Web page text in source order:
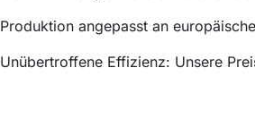
Produktion angepasst an
Unübertroffene Effizienz: Unsere